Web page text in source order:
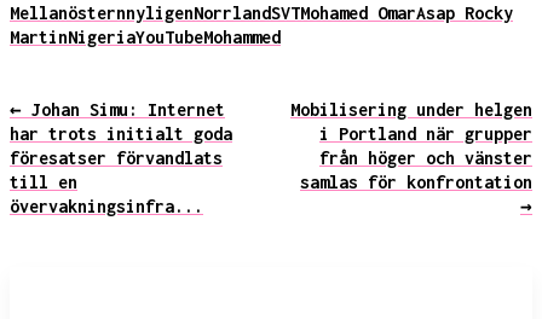
MellanösternnyligenNorrlandSVTMohamed OmarAsap Rocky
MartinNigeriaYouTubeMohammed
← Johan Simu: Internet
har trots initialt goda
föresatser förvandlats
till en
övervakningsinfra...
Mobilisering under helgen
i Portland när grupper
från höger och vänster
samlas för konfrontation
→